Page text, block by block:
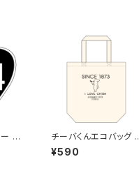
31
チーバくんエコバッグ
esign1
¥590